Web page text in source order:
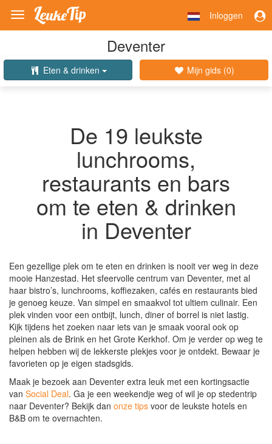
Toggle
navigation
Inloggen
Deventer
Eten & drinken Mijn gids (0)
De 19 leukste
lunchrooms,
restaurants en bars
om te eten & drinken
in Deventer
Een gezellige plek om te eten en drinken is nooit ver weg in deze
mooie Hanzestad. Het sfeervolle centrum van Deventer, met al
haar bistro’s, lunchrooms, koffiezaken, cafés en restaurants bied
je genoeg keuze. Van simpel en smaakvol tot ultiem culinair. Een
plek vinden voor een ontbijt, lunch, diner of borrel is niet lastig.
Kijk tijdens het zoeken naar iets van je smaak vooral ook op
pleinen als de Brink en het Grote Kerkhof. Om je verder op weg te
helpen hebben wij de lekkerste plekjes voor je ontdekt. Bewaar je
favorieten op je eigen stadsgids.
Maak je bezoek aan Deventer extra leuk met een kortingsactie
van Social Deal. Ga je een weekendje weg of wil je op stedentrip
naar Deventer? Bekijk dan onze tips voor de leukste hotels en
B&B om te overnachten.